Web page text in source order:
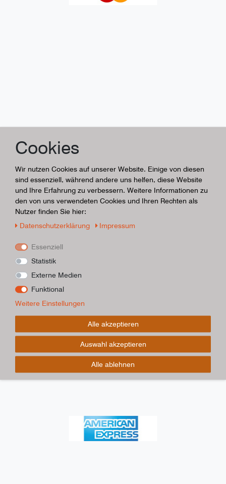
Cookies
Wir nutzen Cookies auf unserer Website. Einige von diesen
sind essenziell, während andere uns helfen, diese Website
und Ihre Erfahrung zu verbessern. Weitere Informationen zu
den von uns verwendeten Cookies und Ihren Rechten als
Nutzer finden Sie hier:
Daten­schutz­erklärung
Impressum
Essenziell
Statistik
Externe Medien
Funktional
Weitere Einstellungen
Alle akzeptieren
Auswahl akzeptieren
Alle ablehnen